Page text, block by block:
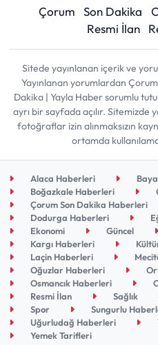
Çorum Son Dakika
Resmi İlan
Sitede yayınlanan içerik ve
Yayınlanan yorumlardan
Dakika | Yayla Haber sorumlu
ayrı bir sayfada açılır. Sitemizde
fotoğraflar izin alınmaksızın
ortamda
Alaca Haberleri
Boğazkale Haberleri
Çorum Son Dakika Haberleri
Dodurga Haberleri
Ekonomi
Güncel
Kargı Haberleri
Laçin Haberleri
Oğuzlar Haberleri
Osmancık Haberleri
Resmi İlan
Sağlık
Spor
Sungurlu
Uğurludağ Haberleri
Yemek Tarifleri